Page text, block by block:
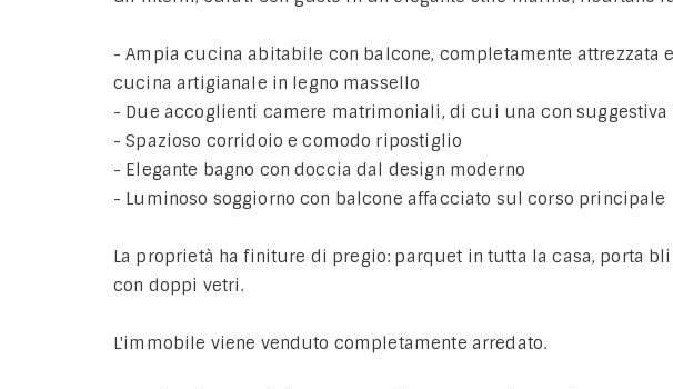
- Ampia cucina abitabile con balcone, completamente attrezzata
cucina artigianale in legno massello
- Due accoglienti camere matrimoniali, di cui una con suggestiva
- Spazioso corridoio e comodo ripostiglio
- Elegante bagno con doccia dal design moderno
- Luminoso soggiorno con balcone affacciato sul corso principale
La proprietà ha finiture di pregio: parquet in tutta la casa, porta
con doppi vetri.
L'immobile viene venduto completamente arredato.